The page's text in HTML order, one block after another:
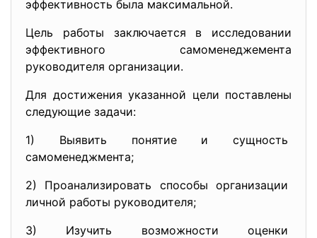
эффективность была максимальной.
Цель работы заключается в исследовании
эффективного самоменеджемента
руководителя организации.
Для достижения указанной цели поставлены
следующие задачи:
1) Выявить понятие и сущность
самоменеджмента;
2) Проанализировать способы организации
личной работы руководителя;
3) Изучить возможности оценки